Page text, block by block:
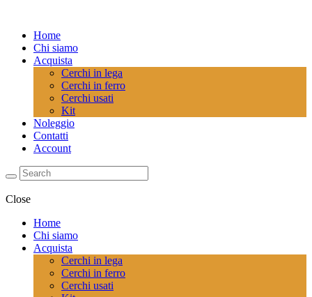
Home
Chi siamo
Acquista
Cerchi in lega
Cerchi in ferro
Cerchi usati
Kit
Noleggio
Contatti
Account
Close
Home
Chi siamo
Acquista
Cerchi in lega
Cerchi in ferro
Cerchi usati